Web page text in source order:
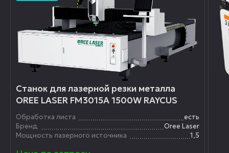
Станок для лазерной резки металла
OREE LASER FM3015A 1500W RAYCUS
Обработка листа
есть
Бренд
Oree Laser
Мощность лазерного источника
1,5